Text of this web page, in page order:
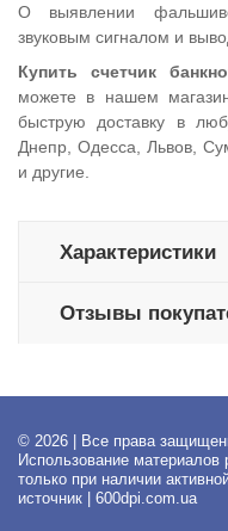
О выявлении
звуковым сигналом и
Купить счетчик
можете в нашем
быструю доставку в
Днепр, Одесса, Львов,
и другие.
Характеристики
Отзывы
© 2026 | Все права
Использование материалов
только при наличии
источник | 600dpi.com.ua